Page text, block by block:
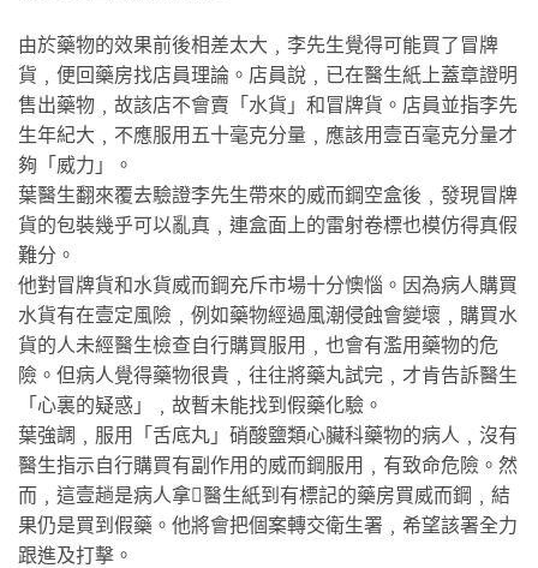
由於藥物的效果前後相差太大﹐李先生覺得可能買了冒牌
貨﹐便回藥房找店員理論。店員說﹐已在醫生紙上蓋章證明
售出藥物﹐故該店不會賣「水貨」和冒牌貨。店員並指李先
生年紀大﹐不應服用五十毫克分量﹐應該用壹百毫克分量才
夠「威力」。
葉醫生翻來覆去驗證李先生帶來的威而鋼空盒後﹐發現冒牌
貨的包裝幾乎可以亂真﹐連盒面上的雷射卷標也模仿得真假
難分。
他對冒牌貨和水貨威而鋼充斥市場十分懊惱。因為病人購買
水貨有在壹定風險﹐例如藥物經過風潮侵蝕會變壞﹐購買水
貨的人未經醫生檢查自行購買服用﹐也會有濫用藥物的危
險。但病人覺得藥物很貴﹐往往將藥丸試完﹐才肯告訴醫生
「心裏的疑惑」﹐故暫未能找到假藥化驗。
葉強調﹐服用「舌底丸」硝酸鹽類心臟科藥物的病人﹐沒有
醫生指示自行購買有副作用的威而鋼服用﹐有致命危險。然
而﹐這壹趟是病人拿醫生紙到有標記的藥房買威而鋼﹐結
果仍是買到假藥。他將會把個案轉交衛生署﹐希望該署全力
跟進及打擊。